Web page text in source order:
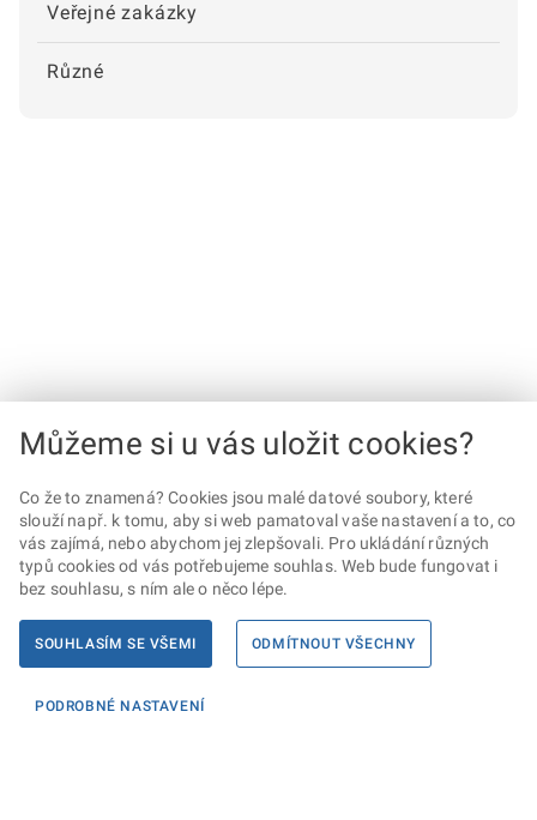
Veřejné zakázky
Různé
Můžeme si u vás uložit cookies?
Co že to znamená? Cookies jsou malé datové soubory, které
slouží např. k tomu, aby si web pamatoval vaše nastavení a to, co
vás zajímá, nebo abychom jej zlepšovali. Pro ukládání různých
typů cookies od vás potřebujeme souhlas. Web bude fungovat i
bez souhlasu, s ním ale o něco lépe.
SOUHLASÍM SE VŠEMI ODMÍTNOUT VŠECHNY
PODROBNÉ NASTAVENÍ